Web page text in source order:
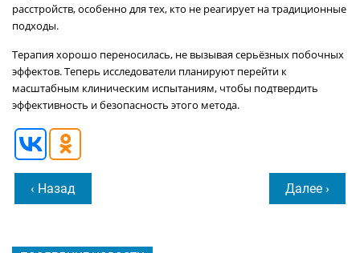
расстройств, особенно для тех, кто не реагирует на традиционные
подходы.
Терапия хорошо переносилась, не вызывая серьёзных побочных
эффектов. Теперь исследователи планируют перейти к
масштабным клиническим испытаниям, чтобы подтвердить
эффективность и безопасность этого метода.
‹ Назад Далее ›